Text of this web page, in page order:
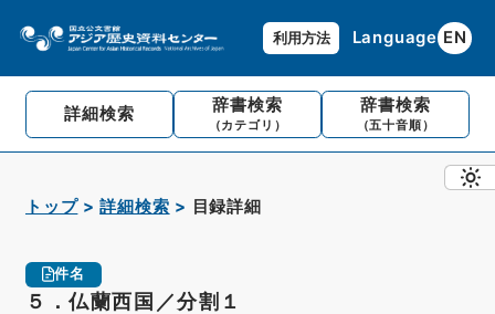
利用方法 Language EN
詳細検索 辞書検索
（カテゴリ）
辞書検索
（五十音順）
トップ 詳細検索 目録詳細
件名
５．仏蘭西国／分割１